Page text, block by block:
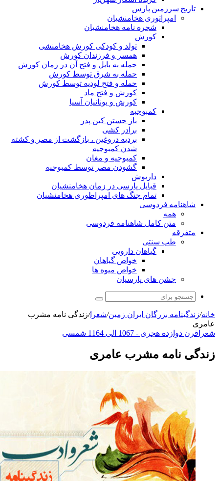
سرزمین پارس
امپراتوری هخامنشیان
شجره نامه هخامنشیان
کورش
تولد و کودکی کورش هخامنشی
همسر و فرزندان کورش
حمله به بابل و فتح آن در زمان کورش
حمله به شرق توسط کورش
حمله و فتح لودیه توسط کورش
کورش و فتح ماد
کورش و یونانیان آسیا
کمبوجیه
باز جستن کین پدر
برادر کشی
بردیه دروغین ، بازگشت از مصر و کشته
شدن کمبوجیه
کمبوجیه و مغان
گشودن مصر توسط کمبوجیه
داریوش
قبایل پارسی در زمان هخامنشیان
تمام جنگ های امپراطوری هخامنشیان
فردوسی
متن کامل شاهنامه فردوسی
طب سنتی
گیاهان دارویی
خواص گیاهان
خواص میوه ها
جشن های پارسیان
جستجو
بزرگان ایران زمین /شعرا/زندگی نامه مشرب
دوازده هجری - 1067 الی 1164 شمسی
نامه مشرب عامری